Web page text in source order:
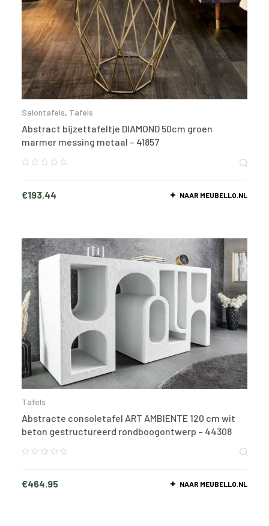
Salontafels, Tafels
Abstract bijzettafeltje DIAMOND 50cm groen
marmer messing metaal – 41857
€193.44 NAAR MEUBELLO.NL
Tafels
Abstracte consoletafel ART AMBIENTE 120 cm wit
beton gestructureerd rondboogontwerp – 44308
€464.95 NAAR MEUBELLO.NL